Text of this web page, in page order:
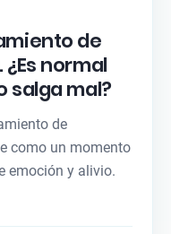
de
normal
salga mal?
de
como un momento
emoción y alivio.